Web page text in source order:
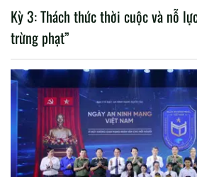
Kỳ 3: Thách thức thời cuộc và nỗ
trừng phạt”